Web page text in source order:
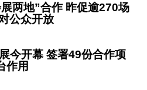
两地”合作 昨促逾270场
公众开放
今开幕 签署49份合作项
作用